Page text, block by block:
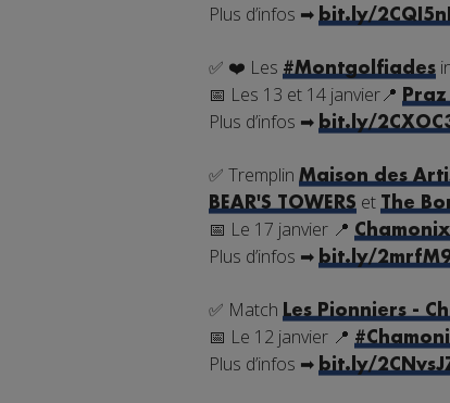
Plus d’infos ➡ bit.ly/
✅ ❤️ Les #Montgolfiades
📅 Les 13 et 14 janvier📍
Plus d’infos ➡ bit.ly/
✅ Tremplin Maison des
BEAR'S TOWERS et The
📅 Le 17 janvier 📍
Plus d’infos ➡ bit.ly/
✅ Match Les Pionniers -
📅 Le 12 janvier 📍
Plus d’infos ➡ bit.ly/